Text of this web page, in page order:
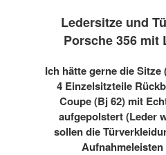
Ledersitze und
Porsche 356 mit
Ich hätte gerne die
4 Einzelsitzteile
Coupe (Bj 62) mit
aufgepolstert (Leder
sollen die